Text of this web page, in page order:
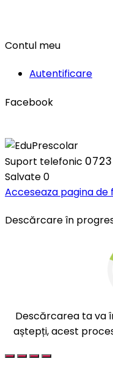
Contul meu
Autentificare
Facebook
Suport telefonic
Salvate0
Acceseaza pagina de
Descărcare în
Descărcarea ta va
aștepți, acest